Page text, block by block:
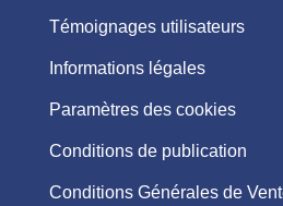
Témoignages utilisateurs
Informations légales
Paramètres des cookies
Conditions de publication
Conditions Générales de